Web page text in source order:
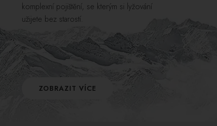
komplexní pojištění, se kterým si lyžování
užijete bez starostí.
ZOBRAZIT VÍCE